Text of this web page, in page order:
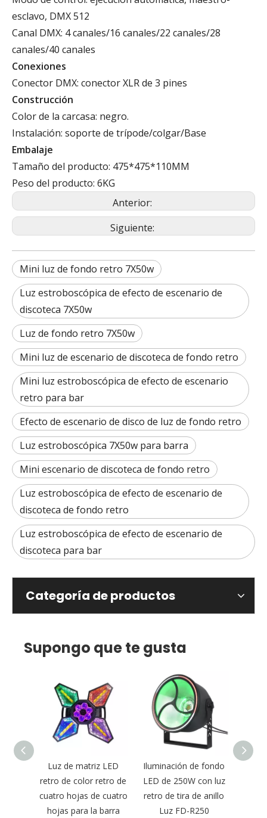
esclavo, DMX 512
Canal DMX: 4 canales/16 canales/22 canales/28
canales/40 canales
Conexiones
Conector DMX: conector XLR de 3 pines
Construcción
Color de la carcasa: negro.
Instalación: soporte de trípode/colgar/Base
Embalaje
Tamaño del producto: 475*475*110MM
Peso del producto: 6KG
Anterior:
Siguiente:
Mini luz de fondo retro 7X50w
Luz estroboscópica de efecto de escenario de
discoteca 7X50w
Luz de fondo retro 7X50w
Mini luz de escenario de discoteca de fondo retro
Mini luz estroboscópica de efecto de escenario
retro para bar
Efecto de escenario de disco de luz de fondo retro
Luz estroboscópica 7X50w para barra
Mini escenario de discoteca de fondo retro
Luz estroboscópica de efecto de escenario de
discoteca de fondo retro
Luz estroboscópica de efecto de escenario de
discoteca para bar
Categoría de productos
Supongo que te gusta
Luz de matriz LED
retro de color retro de
cuatro hojas de cuatro
hojas para la barra
Iluminación de fondo
LED de 250W con luz
retro de tira de anillo
Luz FD-R250